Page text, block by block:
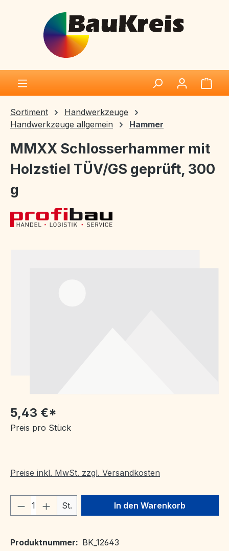
Zum Hauptinhalt springen
Sortiment
Handwerkzeuge
Handwerkzeuge allgemein
Hammer
MMXX Schlosserhammer mit
Holzstiel TÜV/GS geprüft, 300
g
5,43 €*
Preis pro Stück
Preise inkl. MwSt. zzgl. Versandkosten
Produkt Anzahl: Gib den
St. In den Warenkorb
Produktnummer: BK_12643